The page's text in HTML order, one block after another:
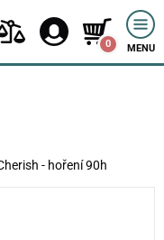
0 MENU
- hoření 90h